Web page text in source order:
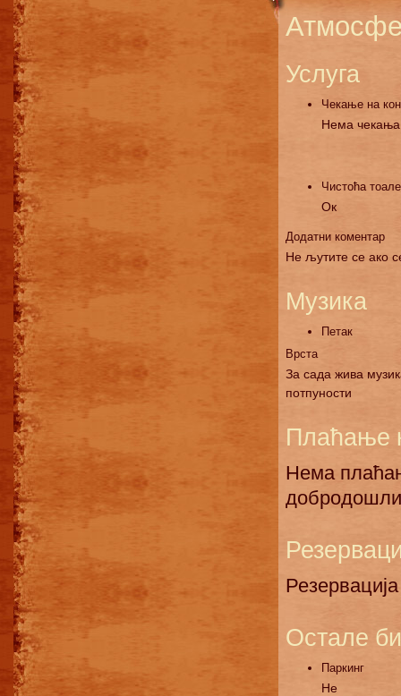
Услуга
Чекање на
Нема чекања
Чистоћа
Ок
Додатни коментар
Не љутите се ако
Музика
Петак
Врста
За сада жива
потпуности
Плаћање
Нема
Остале
Паркинг
Не